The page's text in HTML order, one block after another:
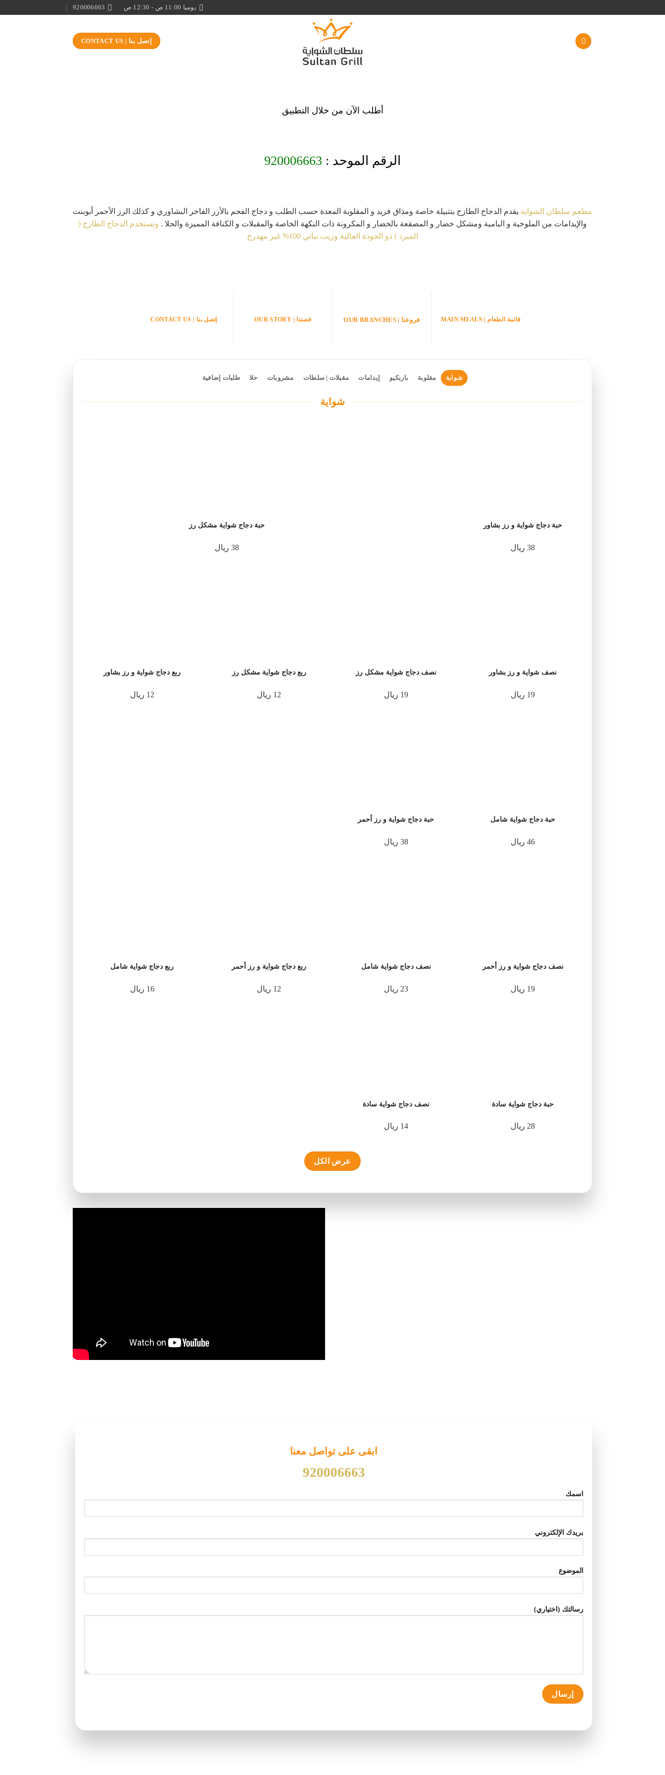
يوميا 11:00 ص - 12:30 ص 920006663
إتصل بنا | CONTACT US
أطلب الآن من خلال التطبيق
الرقم الموحد : 920006663
مطعم سلطان الشواية يقدم الدجاج الطازج بتتبيلة خاصة ومذاق فريد و المقلوبة المعدة حسب الطلب و دجاج الفحم بالأرز الفاخر البشاوري و كذلك الرز الأحمر أبوبنت
والإيدامات من الملوخية و البامية ومشكل خضار و المصقعة بالخضار و المكرونة ذات النكهة الخاصة والمقبلات و الكنافة المميزة والحلا . ونستخدم الدجاج الطازج (
المبرد ) ذو الجودة العالية وزيت نباتي 100% غير مهدرج
قائمة الطعام | MAIN MEALS فروعنا | OUR BRANCHES قصتنا | OUR STORY إتصل بنا | CONTACT US
شواية مقلوبة باربكيو إيدامات مقبلات | سلطات مشروبات حلا طلبات إضافية
شواية
حبة دجاج شواية و رز بشاور
38 ريال
حبة دجاج شواية مشكل رز
38 ريال
نصف شواية و رز بشاور
19 ريال
نصف دجاج شواية مشكل رز
19 ريال
ربع دجاج شواية مشكل رز
12 ريال
ربع دجاج شواية و رز بشاور
12 ريال
حبة دجاج شواية شامل
46 ريال
حبة دجاج شواية و رز أحمر
38 ريال
نصف دجاج شواية و رز أحمر
19 ريال
نصف دجاج شواية شامل
23 ريال
ربع دجاج شواية و رز أحمر
12 ريال
ربع دجاج شواية شامل
16 ريال
حبة دجاج شواية سادة
28 ريال
نصف دجاج شواية سادة
14 ريال
عرض الكل
ابقى على تواصل معنا
920006663
اسمك
بريدك الإلكتروني
الموضوع
رسالتك (اختياري)